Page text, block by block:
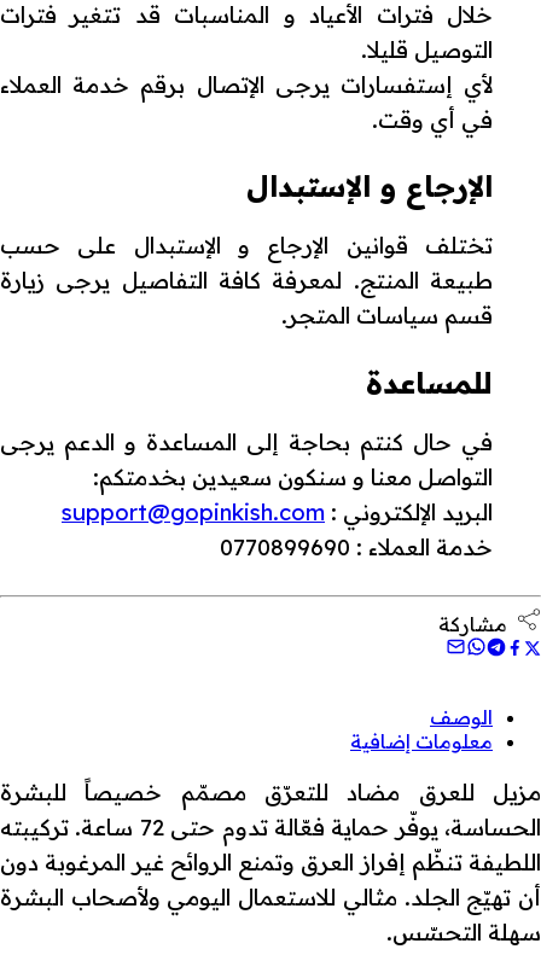
خلال فترات الأعياد و المناسبات قد تتغير فترات
التوصيل قليلا.
لأي إستفسارات يرجى الإتصال برقم خدمة العملاء
في أي وقت.
الإرجاع و الإستبدال
تختلف قوانين الإرجاع و الإستبدال على حسب
طبيعة المنتج. لمعرفة كافة التفاصيل يرجى زيارة
قسم سياسات المتجر.
للمساعدة
في حال كنتم بحاجة إلى المساعدة و الدعم يرجى
التواصل معنا و سنكون سعيدين بخدمتكم:
البريد الإلكتروني : support@gopinkish.com
خدمة العملاء : 0770899690
مشاركة
الوصف
معلومات إضافية
مزيل للعرق مضاد للتعرّق مصمّم خصيصاً للبشرة
الحساسة، يوفّر حماية فعّالة تدوم حتى 72 ساعة. تركيبته
اللطيفة تنظّم إفراز العرق وتمنع الروائح غير المرغوبة دون
أن تهيّج الجلد. مثالي للاستعمال اليومي ولأصحاب البشرة
سهلة التحسّس.